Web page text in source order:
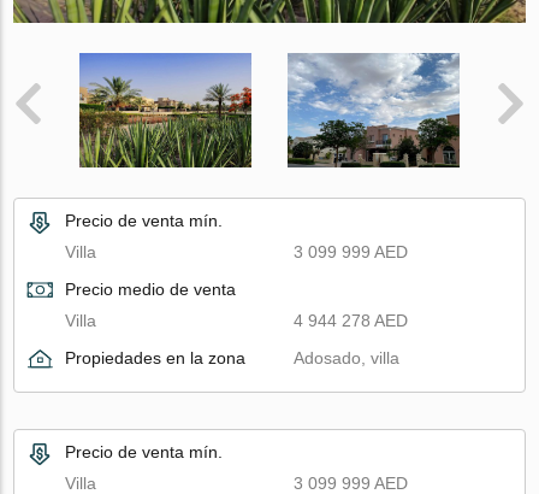
Precio de venta mín.
Villa
3 099 999 AED
Precio medio de venta
Villa
4 944 278 AED
Propiedades en la zona
Adosado, villa
Precio de venta mín.
Villa
3 099 999 AED